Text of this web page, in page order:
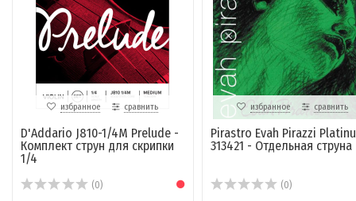
избранное сравнить
D'Addario J810-1/4M Prelude -
Комплект струн для скрипки
1/4
(0)
избранное сравнить
Pirastro Evah Pirazzi
313421 - Отдельная струна
(0)